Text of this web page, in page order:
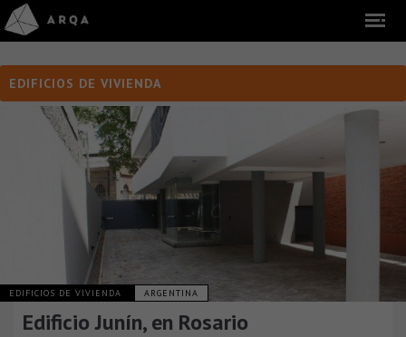
EDIFICIOS DE VIVIENDA
EDIFICIOS DE VIVIENDA ARGENTINA
Edificio Junín, en Rosario